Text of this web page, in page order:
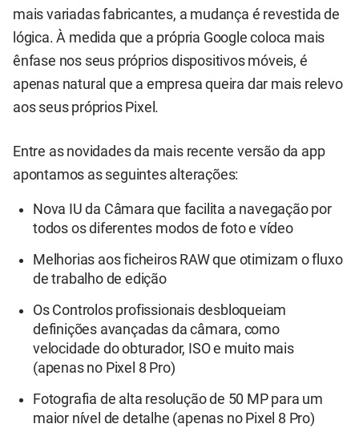
mais variadas fabricantes, a mudança é revestida de
lógica. À medida que a própria Google coloca mais
ênfase nos seus próprios dispositivos móveis, é
apenas natural que a empresa queira dar mais relevo
aos seus próprios Pixel.
Entre as novidades da mais recente versão da app
apontamos as seguintes alterações:
Nova IU da Câmara que facilita a navegação por
todos os diferentes modos de foto e vídeo
Melhorias aos ficheiros RAW que otimizam o fluxo
de trabalho de edição
Os Controlos profissionais desbloqueiam
definições avançadas da câmara, como
velocidade do obturador, ISO e muito mais
(apenas no Pixel 8 Pro)
Fotografia de alta resolução de 50 MP para um
maior nível de detalhe (apenas no Pixel 8 Pro)